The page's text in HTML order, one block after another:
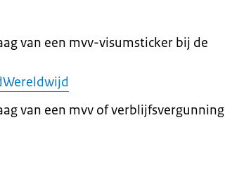
van een mvv-visumsticker bij de
van een mvv of verblijfsvergunning